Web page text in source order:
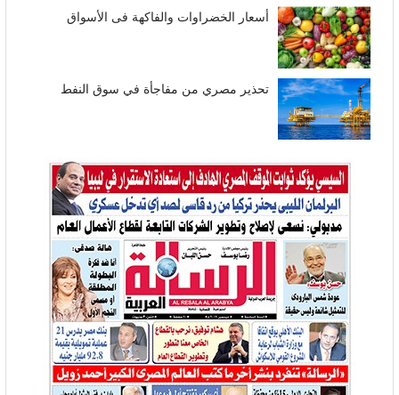
أسعار الخضراوات والفاكهة فى الأسواق
تحذير مصري من مفاجأة في سوق النفط